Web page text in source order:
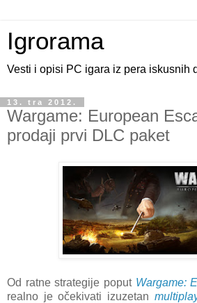
Igrorama
Vesti i opisi PC igara iz pera iskusnih
13. tra 2012.
Wargame: European
prodaji prvi DLC paket
Od ratne strategije poput Wargame:
realno je očekivati izuzetan